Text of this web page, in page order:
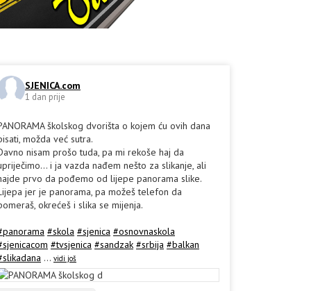
SJENICA.com
1 dan prije
školskog dvorišta o kojem ću ovih dana
možda već sutra.
nisam prošo tuda, pa mi rekoše haj da
i ja vazda nađem nešto za slikanje, ali
prvo da pođemo od lijepe panorama slike.
jer je panorama, pa možeš telefon da
okrećeš i slika se mijenja.
#skola #sjenica #osnovnaskola
#tvsjenica #sandzak #srbija #balkan
... vidi još